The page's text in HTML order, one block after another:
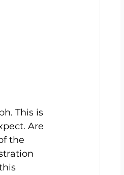
This is
Are
the